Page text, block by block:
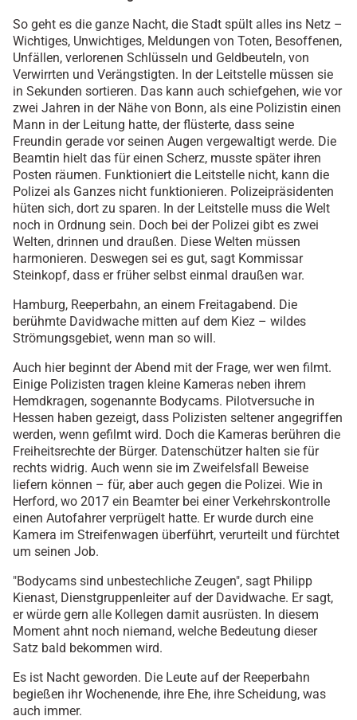
So geht es die ganze Nacht, die Stadt spült alles ins Netz –
Wichtiges, Unwichtiges, Meldungen von Toten, Besoffenen,
Unfällen, verlorenen Schlüsseln und Geldbeuteln, von
Verwirrten und Verängstigten. In der Leitstelle müssen sie
in Sekunden sortieren. Das kann auch schiefgehen, wie vor
zwei Jahren in der Nähe von Bonn, als eine Polizistin einen
Mann in der Leitung hatte, der flüsterte, dass seine
Freundin gerade vor seinen Augen vergewaltigt werde. Die
Beamtin hielt das für einen Scherz, musste später ihren
Posten räumen. Funktioniert die Leitstelle nicht, kann die
Polizei als Ganzes nicht funktionieren. Polizeipräsidenten
hüten sich, dort zu sparen. In der Leitstelle muss die Welt
noch in Ordnung sein. Doch bei der Polizei gibt es zwei
Welten, drinnen und draußen. Diese Welten müssen
harmonieren. Deswegen sei es gut, sagt Kommissar
Steinkopf, dass er früher selbst einmal draußen war.
Hamburg, Reeperbahn, an einem Freitagabend. Die
berühmte Davidwache mitten auf dem Kiez – wildes
Strömungsgebiet, wenn man so will.
Auch hier beginnt der Abend mit der Frage, wer wen filmt.
Einige Polizisten tragen kleine Kameras neben ihrem
Hemdkragen, sogenannte Bodycams. Pilotversuche in
Hessen haben gezeigt, dass Polizisten seltener angegriffen
werden, wenn gefilmt wird. Doch die Kameras berühren die
Freiheitsrechte der Bürger. Datenschützer halten sie für
rechts widrig. Auch wenn sie im Zweifelsfall Beweise
liefern können – für, aber auch gegen die Polizei. Wie in
Herford, wo 2017 ein Beamter bei einer Verkehrskontrolle
einen Autofahrer verprügelt hatte. Er wurde durch eine
Kamera im Streifenwagen überführt, verurteilt und fürchtet
um seinen Job.
"Bodycams sind unbestechliche Zeugen", sagt Philipp
Kienast, Dienstgruppenleiter auf der Davidwache. Er sagt,
er würde gern alle Kollegen damit ausrüsten. In diesem
Moment ahnt noch niemand, welche Bedeutung dieser
Satz bald bekommen wird.
Es ist Nacht geworden. Die Leute auf der Reeperbahn
begießen ihr Wochenende, ihre Ehe, ihre Scheidung, was
auch immer.